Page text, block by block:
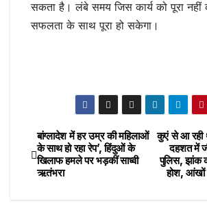
सकता है। लंबे समय जिस कार्य को पूरा नहीं
सफलता के साथ पूरा हो सकेगा।
Post
navigation
कुएं से आ रही
दहशत में
पुलिस, झांक
होश, आंखों
बांग्लादेश में हर उम्र की महिलाओं
के साथ हो रहा रेप’, हिंदुओं के
खिलाफ हमले पर भड़कीं साध्वी
ऋतंभरा